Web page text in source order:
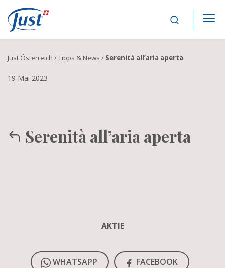
Main Navigation
Just Österreich /Tipps & News / Serenità all’aria aperta
19 Mai 2023
Serenità all’aria aperta
AKTIE
WHATSAPP FACEBOOK